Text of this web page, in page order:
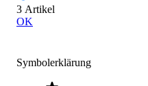
3 Artikel
OK
Symbolerklärung